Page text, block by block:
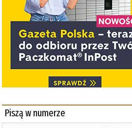
Piszą w numerze